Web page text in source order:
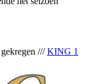
///KING 1